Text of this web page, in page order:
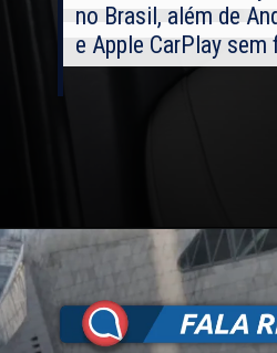
no Brasil, além de
e Apple CarPlay sem
no Brasil, além de
e Apple CarPlay sem